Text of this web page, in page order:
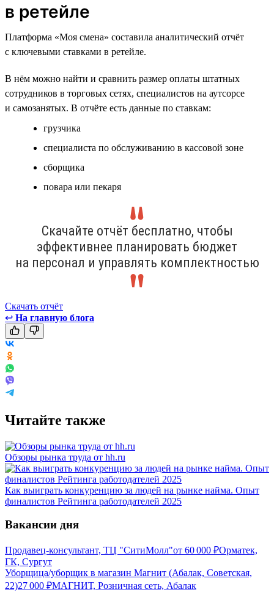
в ретейле
Платформа «Моя смена» составила аналитический отчёт
с ключевыми ставками в ретейле.
В нём можно найти и сравнить размер оплаты штатных
сотрудников в торговых сетях, специалистов на аутсорсе
и самозанятых. В отчёте есть данные по ставкам:
грузчика
специалиста по обслуживанию в кассовой зоне
сборщика
повара или пекаря
Скачайте отчёт бесплатно, чтобы
эффективнее планировать бюджет
на персонал и управлять комплектностью
Скачать отчёт
↩ На главную блога
Читайте также
Обзоры рынка труда от hh.ru
Как выиграть конкуренцию за людей на рынке найма. Опыт
финалистов Рейтинга работодателей 2025
Вакансии дня
Продавец-консультант, ТЦ "СитиМолл"от 60 000 ₽Орматек,
ГК, Сургут
Уборщица/уборщик в магазин Магнит (Абалак, Советская,
22)27 000 ₽МАГНИТ, Розничная сеть, Абалак